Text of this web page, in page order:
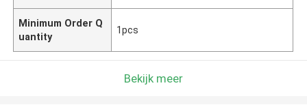
Minimum Order Q
uantity
1pcs
Bekijk meer